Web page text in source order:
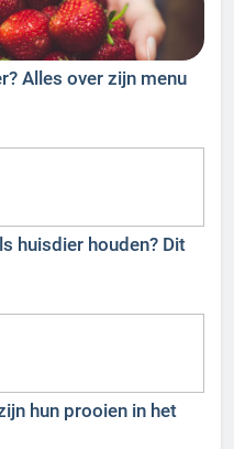
Alles over zijn menu
huisdier houden? Dit
hun prooien in het